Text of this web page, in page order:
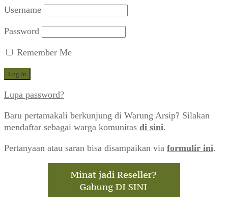
Username
Password
Remember Me
Lupa password?
Baru pertamakali berkunjung di Warung Arsip? Silakan
mendaftar sebagai warga komunitas di sini.
Pertanyaan atau saran bisa disampaikan via formulir ini.